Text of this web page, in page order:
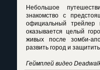
Небольшое
знакомство с
официальный трейлер
оказывается целый
живых после зомби-
развить город и
Геймплей видео